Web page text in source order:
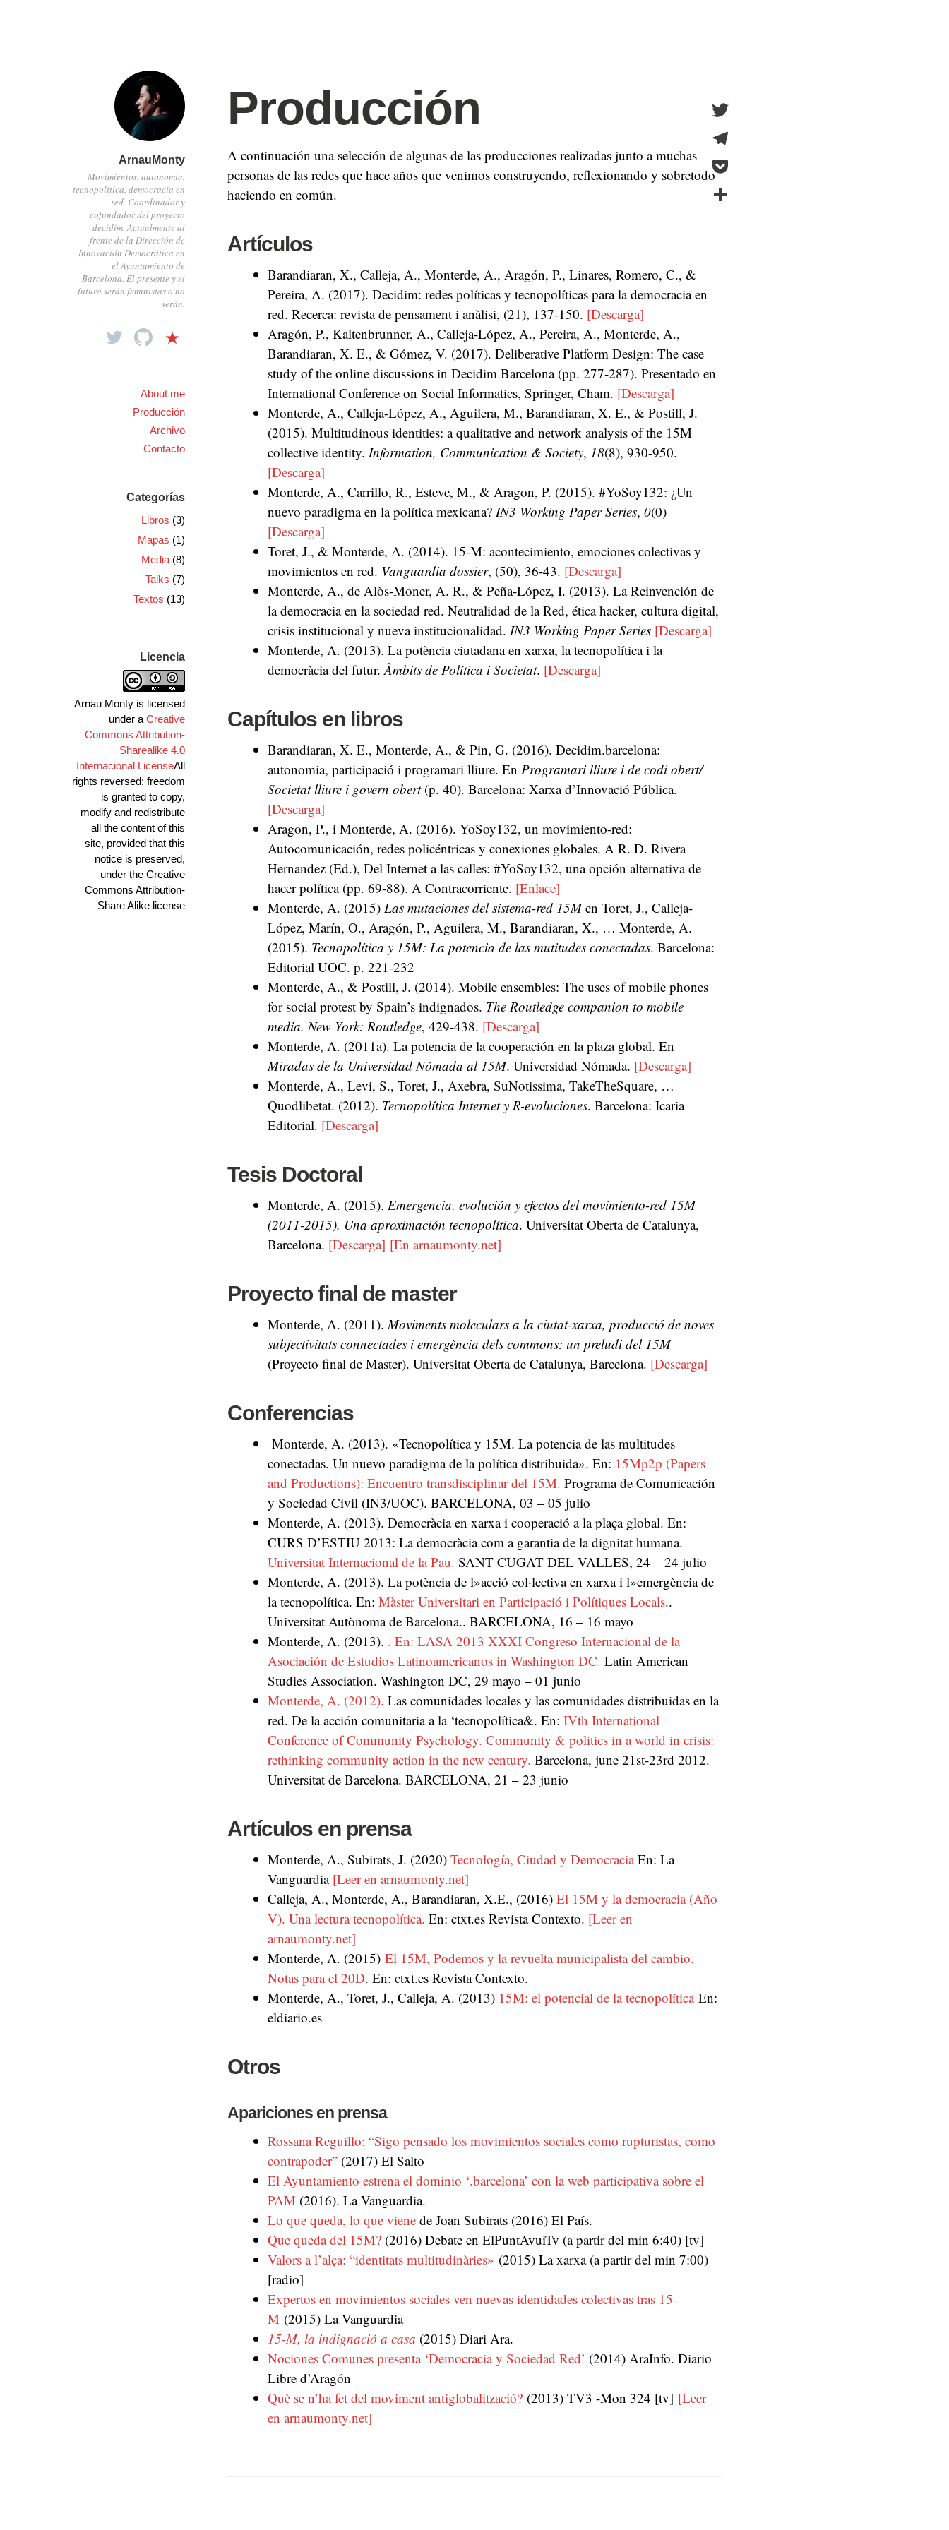
ArnauMonty
Movimientos, autonomía,
tecnopolítica, democracia en
red. Coordinador y
cofundador del proyecto
decidim. Actualmente al
frente de la Dirección de
Innovación Democrática en
el Ayuntamiento de
Barcelona. El presente y el
futuro serán feministas o no
serán.
About me
Producción
Archivo
Contacto
Producción
A continuación una selección de algunas de las producciones realizadas junto a muchas
personas de las redes que hace años que venimos construyendo, reflexionando y sobretodo
haciendo en común.
Artículos
Barandiaran, X., Calleja, A., Monterde, A., Aragón, P., Linares, Romero, C., &
Pereira, A. (2017). Decidim: redes políticas y tecnopolíticas para la democracia en
red. Recerca: revista de pensament i anàlisi, (21), 137-150. [Descarga]
Aragón, P., Kaltenbrunner, A., Calleja-López, A., Pereira, A., Monterde, A.,
Barandiaran, X. E., & Gómez, V. (2017). Deliberative Platform Design: The case
study of the online discussions in Decidim Barcelona (pp. 277-287). Presentado en
International Conference on Social Informatics, Springer, Cham. [Descarga]
Monterde, A., Calleja-López, A., Aguilera, M., Barandiaran, X. E., & Postill, J.
(2015). Multitudinous identities: a qualitative and network analysis of the 15M
collective identity. Information, Communication & Society, 18(8), 930-950.
[Descarga]
Monterde, A., Carrillo, R., Esteve, M., & Aragon, P. (2015). #YoSoy132: ¿Un
nuevo paradigma en la política mexicana? IN3 Working Paper Series, 0(0)
[Descarga]
Toret, J., & Monterde, A. (2014). 15-M: acontecimiento, emociones colectivas y
movimientos en red. Vanguardia dossier, (50), 36-43. [Descarga]
Monterde, A., de Alòs-Moner, A. R., & Peña-López, I. (2013). La Reinvención de
la democracia en la sociedad red. Neutralidad de la Red, ética hacker, cultura digital,
crisis institucional y nueva institucionalidad. IN3 Working Paper Series [Descarga]
Monterde, A. (2013). La potència ciutadana en xarxa, la tecnopolítica i la
democràcia del futur.Àmbits de Política i Societat. [Descarga]
Capítulos en libros
Barandiaran, X. E., Monterde, A., & Pin, G. (2016). Decidim.barcelona:
autonomia, participació i programari lliure. En Programari lliure i de codi obert/
Societat lliure i govern obert(p. 40). Barcelona: Xarxa d’Innovació Pública.
[Descarga]
Aragon, P., i Monterde, A. (2016). YoSoy132, un movimiento-red:
Autocomunicación, redes policéntricas y conexiones globales. A R. D. Rivera
Hernandez (Ed.), Del Internet a las calles: #YoSoy132, una opción alternativa de
hacer política (pp. 69-88). A Contracorriente. [Enlace]
Monterde, A. (2015) Las mutaciones del sistema-red 15Men Toret, J., Calleja-
López, Marín, O., Aragón, P., Aguilera, M., Barandiaran, X., … Monterde, A.
(2015). Tecnopolítica y 15M: La potencia de las mutitudes conectadas. Barcelona:
Editorial UOC. p. 221-232
Monterde, A., & Postill, J. (2014). Mobile ensembles: The uses of mobile phones
for social protest by Spain’s indignados. The Routledge companion to mobile
media. New York: Routledge, 429-438. [Descarga]
Monterde, A. (2011a). La potencia de la cooperación en la plaza global. En
Miradas de la Universidad Nómada al 15M. Universidad Nómada. [Descarga]
Monterde, A., Levi, S., Toret, J., Axebra, SuNotissima, TakeTheSquare, …
Quodlibetat. (2012). Tecnopolítica Internet y R-evoluciones. Barcelona: Icaria
Editorial. [Descarga]
Tesis Doctoral
Monterde, A. (2015). Emergencia, evolución y efectos del movimiento-red 15M
(2011-2015). Una aproximación tecnopolítica. Universitat Oberta de Catalunya,
Barcelona. [Descarga] [En arnaumonty.net]
Proyecto final de master
Monterde, A. (2011).Moviments moleculars a la ciutat-xarxa, producció de noves
subjectivitats connectades i emergència dels commons: un preludi del 15M
(Proyecto final de Master). Universitat Oberta de Catalunya, Barcelona. [Descarga]
Conferencias
Monterde, A. (2013). «Tecnopolítica y 15M. La potencia de las multitudes
conectadas. Un nuevo paradigma de la política distribuida». En: 15Mp2p (Papers
and Productions): Encuentro transdisciplinar del 15M. Programa de Comunicación
y Sociedad Civil (IN3/UOC). BARCELONA, 03 – 05 julio
Monterde, A. (2013). Democràcia en xarxa i cooperació a la plaça global. En:
CURS D’ESTIU 2013: La democràcia com a garantia de la dignitat humana.
Universitat Internacional de la Pau. SANT CUGAT DEL VALLES, 24 – 24 julio
Monterde, A. (2013). La potència de l»acció col·lectiva en xarxa i l»emergència de
la tecnopolítica. En: Màster Universitari en Participació i Polítiques Locals..
Universitat Autònoma de Barcelona.. BARCELONA, 16 – 16 mayo
Monterde, A. (2013). . En: LASA 2013 XXXI Congreso Internacional de la
Asociación de Estudios Latinoamericanos in Washington DC. Latin American
Studies Association. Washington DC, 29 mayo – 01 junio
Monterde, A. (2012). Las comunidades locales y las comunidades distribuidas en la
red. De la acción comunitaria a la ‘tecnopolítica&. En: IVth International
Conference of Community Psychology. Community & politics in a world in crisis:
rethinking community action in the new century. Barcelona, june 21st-23rd 2012.
Universitat de Barcelona. BARCELONA, 21 – 23 junio
Artículos en prensa
Monterde, A., Subirats, J. (2020) Tecnología, Ciudad y DemocraciaEn: La
Vanguardia [Leer en arnaumonty.net]
Calleja, A., Monterde, A., Barandiaran, X.E., (2016) El 15M y la democracia (Año
V). Una lectura tecnopolítica. En: ctxt.es Revista Contexto. [Leer en
arnaumonty.net]
Monterde, A. (2015) El 15M, Podemos y la revuelta municipalista del cambio.
Notas para el 20D. En: ctxt.es Revista Contexto.
Monterde, A., Toret, J., Calleja, A. (2013) 15M: el potencial de la tecnopolíticaEn:
eldiario.es
Otros
Apariciones en prensa
Rossana Reguillo: “Sigo pensado los movimientos sociales como rupturistas, como
contrapoder” (2017) El Salto
El Ayuntamiento estrena el dominio ‘.barcelona’ con la web participativa sobre el
PAM (2016). La Vanguardia.
Lo que queda, lo que viene de Joan Subirats (2016) El País.
Que queda del 15M? (2016) Debate en ElPuntAvuiTv (a partir del min 6:40) [tv]
Valors a l’alça: “identitats multitudinàries» (2015) La xarxa (a partir del min 7:00)
[radio]
Expertos en movimientos sociales ven nuevas identidades colectivas tras 15-
M (2015) La Vanguardia
15-M, la indignació a casa (2015) Diari Ara.
Nociones Comunes presenta ‘Democracia y Sociedad Red’ (2014) AraInfo. Diario
Libre d’Aragón
Què se n’ha fet del moviment antiglobalització? (2013) TV3 -Mon 324 [tv] [Leer
en arnaumonty.net]
Categorías
Libros (3)
Mapas (1)
Media (8)
Talks (7)
Textos (13)
Licencia
Arnau Monty is licensed
under a Creative
Commons Attribution-
Sharealike 4.0
Internacional LicenseAll
rights reversed: freedom
is granted to copy,
modify and redistribute
all the content of this
site, provided that this
notice is preserved,
under the Creative
Commons Attribution-
Share Alike license
Twitter
Telegram
Pocket